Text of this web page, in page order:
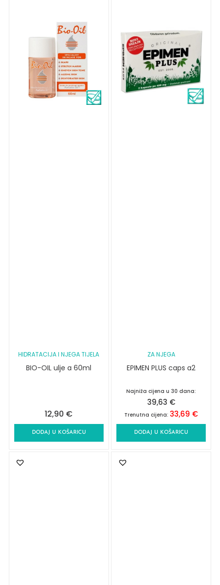
HIDRATACIJA I NJEGA TIJELA
BIO-OIL ulje a 60ml
12,90 €
DODAJ U KOŠARICU
ZA NJEGA
EPIMEN PLUS caps a2
Najniža cijena u 30 dana:
39,63 €
Trenutna cijena:33,69 €
DODAJ U KOŠARICU